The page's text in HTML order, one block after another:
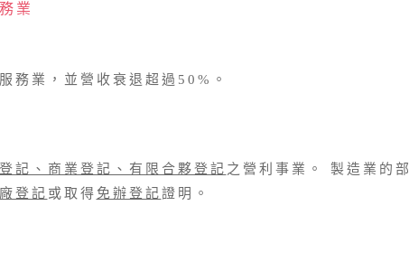
業
務業，並營收衰退超過50%。
記、商業登記、有限合夥登記 之營利事業。 製造業的部
登記 或取得 免辦登記證明。